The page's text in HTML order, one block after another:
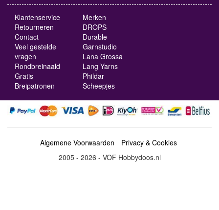
Klantenservice
Retourneren
Contact
Veel gestelde
vragen
Rondbreinaald
Gratis
Breipatronen
Merken
DROPS
Durable
Garnstudio
Lana Grossa
Lang Yarns
Phildar
Scheepjes
Algemene Voorwaarden
Privacy & Cookies
2005 - 2026 - VOF Hobbydoos.nl